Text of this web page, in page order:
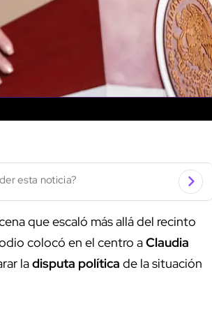
esta noticia?
que escaló más allá del recinto
colocó en el centro aClaudia
ladisputa política de la situación